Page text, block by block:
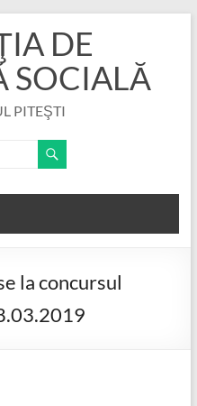
DE
SOCIALĂ
PITEŞTI
la concursul